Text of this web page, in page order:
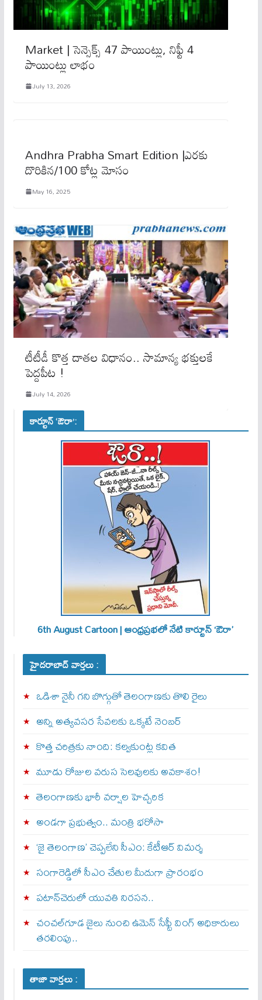
Market | సెన్సెక్స్ 47 పాయింట్లు, నిఫ్టీ 4
పాయింట్లు లాభం
July 13, 2026
Andhra Prabha Smart Edition |ఎరకు
దొరికిన/100 కోట్ల మోసం
May 16, 2025
టీటీడీ కొత్త దాతల విధానం.. సామాన్య భక్తులకే
పెద్దపీట !
July 14, 2026
కార్టూన్ ‘ఔరా’:
6th August Cartoon | ఆంధ్రప్రభలో నేటి కార్టూన్ ‘ఔరా’
హైదరాబాద్ వార్తలు :
ఒడిశా నైనీ గని బొగ్గుతో తెలంగాణకు తొలి రైలు
అన్ని అత్యవసర సేవలకు ఒక్క‌టే నెంబ‌ర్‌
కొత్త చరిత్రకు నాంది: క‌ల్వ‌కుంట్ల కవిత
మూడు రోజుల వరుస సెలవులకు అవకాశం!
తెలంగాణకు భారీ వర్షాల హెచ్చరిక
అండగా ప్రభుత్వం.. మంత్రి భరోసా
‘జై తెలంగాణ’ చెప్పలేని సీఎం: కేటీఆర్ విమర్శ
సంగారెడ్డిలో సీఎం చేతుల మీదుగా ప్రారంభం
పటాన్‌చెరులో యువతి నిరసన..
చంచల్‌గూడ జైలు నుంచి ఉమెన్ సేఫ్టీ వింగ్ అధికారులు
తరలింపు..
తాజా వార్తలు :